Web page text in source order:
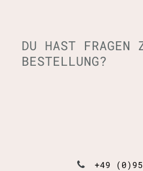
DU HAST FRAGEN
BESTELLUNG?
+49